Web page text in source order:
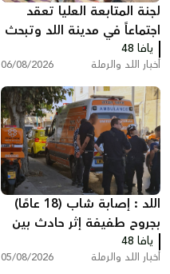
لجنة المتابعة العليا تعقد
اجتماعاً في مدينة اللد وتبحث
ملفات الجريمة والعنف
يافا 48
أخبار اللد والرملة 06/08/2026
اللد : إصابة شاب (18 عامًا)
بجروح طفيفة إثر حادث بين
مركبة وشاحنة سحب
يافا 48
أخبار اللد والرملة 05/08/2026